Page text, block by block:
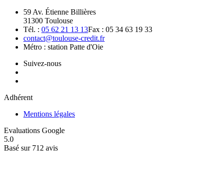
59 Av. Étienne Billières
31300 Toulouse
Tél. : 05 62 21 13 13Fax : 05 34 63 19 33
contact@toulouse-credit.fr
Métro : station Patte d'Oie
Suivez-nous
Adhérent
Mentions légales
Evaluations Google
5.0
Basé sur 712 avis